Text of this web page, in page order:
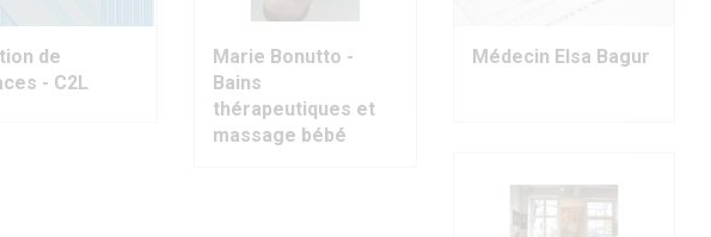
de
- C2L
Marie Bonutto -
Bains
thérapeutiques et
massage bébé
Médecin Elsa Bagur